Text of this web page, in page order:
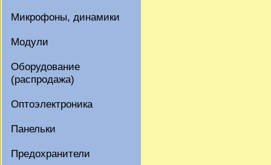
Микрофоны, динамики
Модули
Оборудование
(распродажа)
Оптоэлектроника
Панельки
Предохранители